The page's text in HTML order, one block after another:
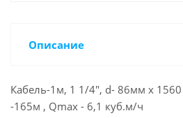
Описание
Кабель-1м, 1 1/4", d- 86мм х
-165м , Qmax - 6,1 куб.м/ч